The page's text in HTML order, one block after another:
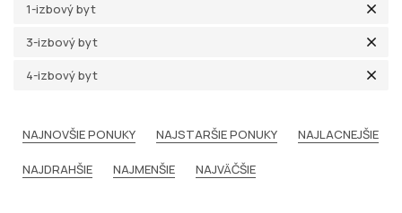
1-izbový byt
3-izbový byt
4-izbový byt
NAJNOVŠIE PONUKY NAJSTARŠIE PONUKY NAJLACNEJŠIE
NAJDRAHŠIE NAJMENŠIE NAJVÄČŠIE